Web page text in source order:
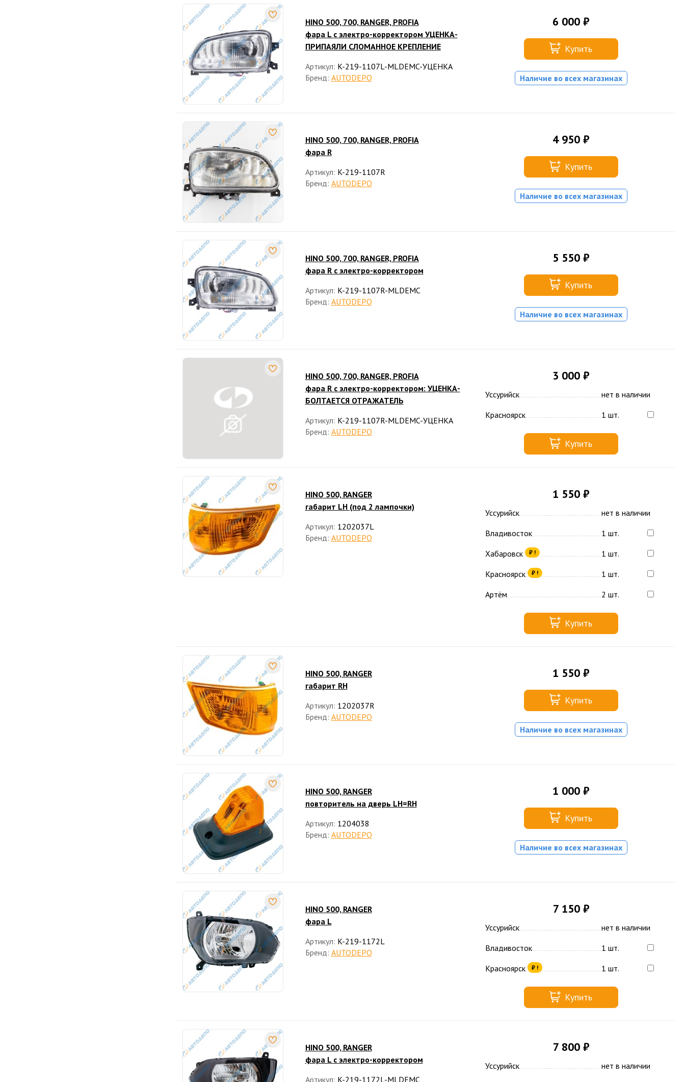
HINO 500, 700, RANGER, PROFIA
фара L с электро-корректором УЦЕНКА-
ПРИПАЯЛИ СЛОМАННОЕ КРЕПЛЕНИЕ
Артикул: K-219-1107L-MLDEMC-УЦЕНКА
Бренд: AUTODEPO
6 000 ₽
Купить
Наличие во всех магазинах
HINO 500, 700, RANGER, PROFIA
фара R
Артикул: K-219-1107R
Бренд: AUTODEPO
4 950 ₽
Купить
Наличие во всех магазинах
HINO 500, 700, RANGER, PROFIA
фара R с электро-корректором
Артикул: K-219-1107R-MLDEMC
Бренд: AUTODEPO
5 550 ₽
Купить
Наличие во всех магазинах
HINO 500, 700, RANGER, PROFIA
фара R с электро-корректором: УЦЕНКА-
БОЛТАЕТСЯ ОТРАЖАТЕЛЬ
Артикул: K-219-1107R-MLDEMC-УЦЕНКА
Бренд: AUTODEPO
3 000 ₽
Уссурийск
нет в наличии
Красноярск
1 шт.
Купить
HINO 500, RANGER
габарит LH (под 2 лампочки)
Артикул: 1202037L
Бренд: AUTODEPO
1 550 ₽
Уссурийск
нет в наличии
Владивосток
1 шт.
Хабаровск
₽ !
1 шт.
Красноярск
₽ !
1 шт.
Артём
2 шт.
Купить
HINO 500, RANGER
габарит RH
Артикул: 1202037R
Бренд: AUTODEPO
1 550 ₽
Купить
Наличие во всех магазинах
HINO 500, RANGER
повторитель на дверь LH=RH
Артикул: 1204038
Бренд: AUTODEPO
1 000 ₽
Купить
Наличие во всех магазинах
HINO 500, RANGER
фара L
Артикул: K-219-1172L
Бренд: AUTODEPO
7 150 ₽
Уссурийск
нет в наличии
Владивосток
1 шт.
Красноярск
₽ ! 1 шт.
Купить
HINO 500, RANGER
фара L с электро-корректором
Артикул: K-219-1172L-MLDEMC
7 800 ₽
Уссурийск
нет в наличии